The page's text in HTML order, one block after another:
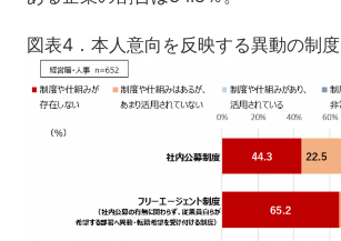
図表4．本人意向を反映する異動の制度